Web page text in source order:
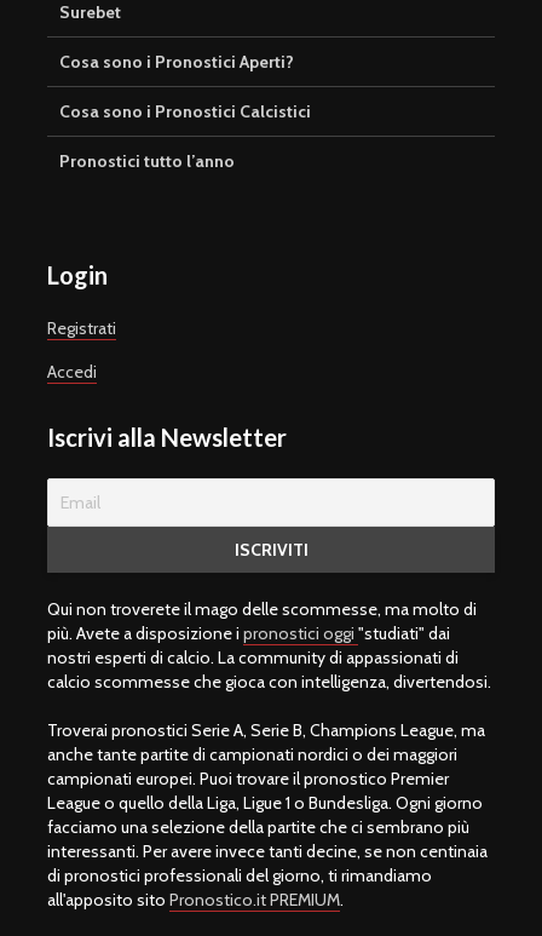
Surebet
Cosa sono i Pronostici Aperti?
Cosa sono i Pronostici Calcistici
Pronostici tutto l’anno
Login
Registrati
Accedi
Iscrivi alla Newsletter
Qui non troverete il mago delle scommesse, ma molto di
più. Avete a disposizione i pronostici oggi "studiati" dai
nostri esperti di calcio. La community di appassionati di
calcio scommesse che gioca con intelligenza, divertendosi.
Troverai pronostici Serie A, Serie B, Champions League, ma
anche tante partite di campionati nordici o dei maggiori
campionati europei. Puoi trovare il pronostico Premier
League o quello della Liga, Ligue 1 o Bundesliga. Ogni giorno
facciamo una selezione della partite che ci sembrano più
interessanti. Per avere invece tanti decine, se non centinaia
di pronostici professionali del giorno, ti rimandiamo
all'apposito sito Pronostico.it PREMIUM.